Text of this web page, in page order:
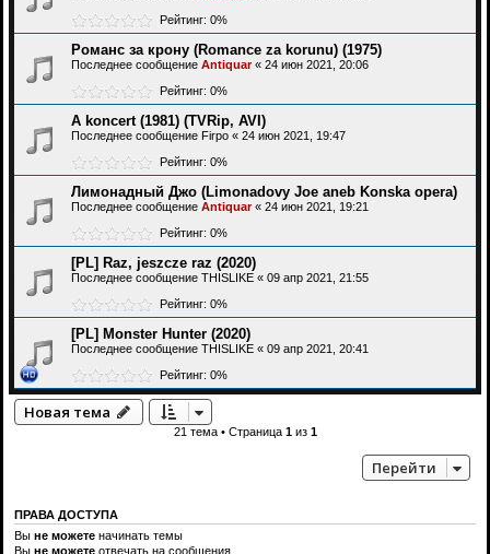
Рейтинг: 0%
Романс за крону (Romance za korunu) (1975)
Последнее сообщение Antiquar« 24 июн 2021, 20:06
Рейтинг: 0%
A koncert (1981) (TVRip, AVI)
Последнее сообщение Firpo « 24 июн 2021, 19:47
Рейтинг: 0%
Лимонадный Джо (Limonadovy Joe aneb Konska opera)
Последнее сообщение Antiquar« 24 июн 2021, 19:21
Рейтинг: 0%
[PL] Raz, jeszcze raz (2020)
Последнее сообщение THISLIKE « 09 апр 2021, 21:55
Рейтинг: 0%
[PL] Monster Hunter (2020)
Последнее сообщение THISLIKE « 09 апр 2021, 20:41
Рейтинг: 0%
Новая тема
21 тема • Страница 1из 1
Перейти
ПРАВА ДОСТУПА
Вы не можете начинать темы
Вы не можете отвечать на сообщения